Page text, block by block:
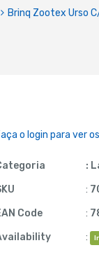
Brinq Zootex Urso
o login para ver
:
:
Code
:
: